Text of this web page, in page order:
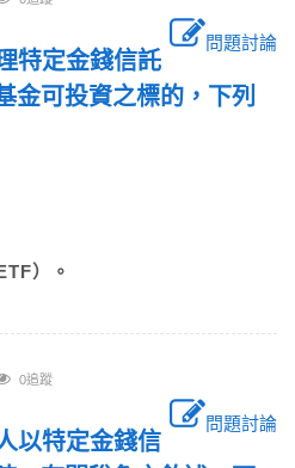
問題討論
特定金錢信託
金可投資之標的，下列
）。
0追蹤
問題討論
以特定金錢信